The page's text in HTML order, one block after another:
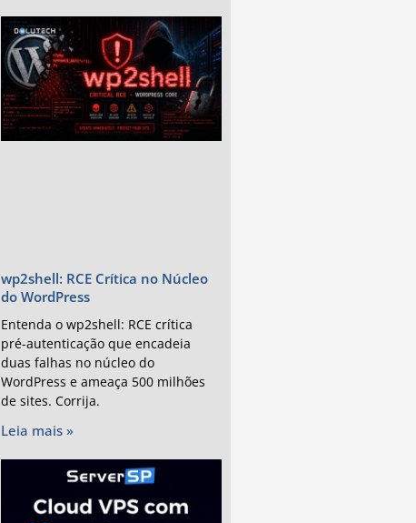
wp2shell: RCE Crítica no Núcleo
do WordPress
Entenda o wp2shell: RCE crítica
pré-autenticação que encadeia
duas falhas no núcleo do
WordPress e ameaça 500 milhões
de sites. Corrija.
Leia mais »